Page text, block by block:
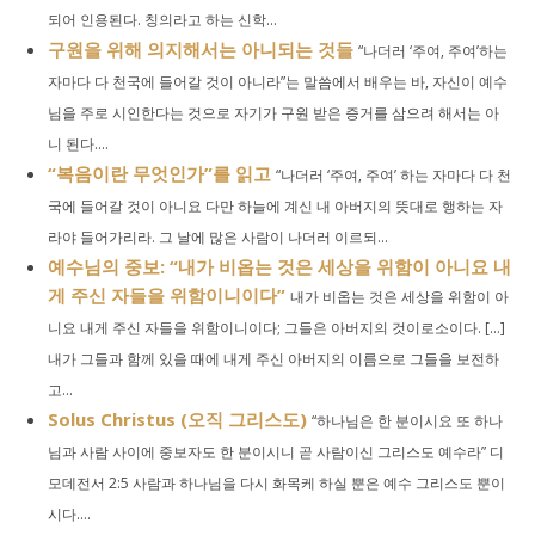
되어 인용된다. 칭의라고 하는 신학...
구원을 위해 의지해서는 아니되는 것들 “나더러 ‘주여, 주여’하는
자마다 다 천국에 들어갈 것이 아니라”는 말씀에서 배우는 바, 자신이 예수
님을 주로 시인한다는 것으로 자기가 구원 받은 증거를 삼으려 해서는 아
니 된다....
“복음이란 무엇인가”를 읽고 “나더러 ‘주여, 주여’ 하는 자마다 다 천
국에 들어갈 것이 아니요 다만 하늘에 계신 내 아버지의 뜻대로 행하는 자
라야 들어가리라. 그 날에 많은 사람이 나더러 이르되...
예수님의 중보: “내가 비옵는 것은 세상을 위함이 아니요 내
게 주신 자들을 위함이니이다” 내가 비옵는 것은 세상을 위함이 아
니요 내게 주신 자들을 위함이니이다; 그들은 아버지의 것이로소이다. […]
내가 그들과 함께 있을 때에 내게 주신 아버지의 이름으로 그들을 보전하
고...
Solus Christus (오직 그리스도) “하나님은 한 분이시요 또 하나
님과 사람 사이에 중보자도 한 분이시니 곧 사람이신 그리스도 예수라” 디
모데전서 2:5 사람과 하나님을 다시 화목케 하실 뿐은 예수 그리스도 뿐이
시다....